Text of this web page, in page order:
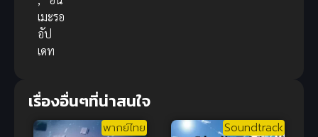
เมะรอ
อัป
เดท
เรื่องอื่นๆที่น่าสนใจ
พากย์ไทย Soundtrack